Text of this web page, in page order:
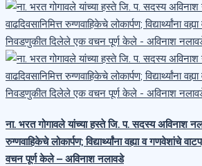
ना. भरत गोगावले यांच्या हस्ते जि. प. सदस्य अविनाश
रुग्णवाहिकेचे लोकार्पण; विद्यार्थ्यांना वह्या व गणवेशांचे
वचन पूर्ण केले – अविनाश नलावडे